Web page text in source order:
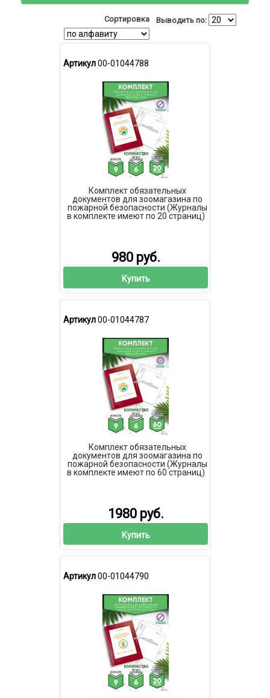
Сортировка Выводить по:
Артикул00-01044788
Комплект обязательных
документов для зоомагазина по
пожарной безопасности (Журналы
в комплекте имеют по 20 страниц)
980 руб.
Купить
Артикул00-01044787
Комплект обязательных
документов для зоомагазина по
пожарной безопасности (Журналы
в комплекте имеют по 60 страниц)
1980 руб.
Купить
Артикул00-01044790